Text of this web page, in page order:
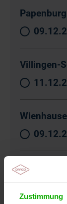
Zustimmung
Papenburg
Villingen-
Züssow